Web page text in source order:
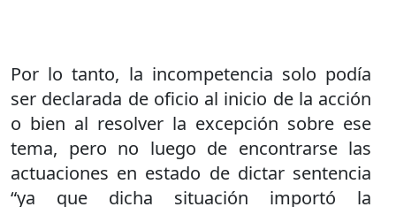
Por lo tanto, la incompetencia solo podía
ser declarada de oficio al inicio de la acción
o bien al resolver la excepción sobre ese
tema, pero no luego de encontrarse las
actuaciones en estado de dictar sentencia
“ya que dicha situación importó la